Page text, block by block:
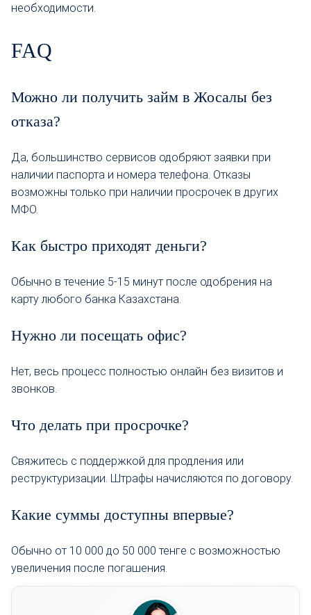
необходимости.
FAQ
Можно ли получить займ в Жосалы без
отказа?
Да, большинство сервисов одобряют заявки при
наличии паспорта и номера телефона. Отказы
возможны только при наличии просрочек в других
МФО.
Как быстро приходят деньги?
Обычно в течение 5-15 минут после одобрения на
карту любого банка Казахстана.
Нужно ли посещать офис?
Нет, весь процесс полностью онлайн без визитов и
звонков.
Что делать при просрочке?
Свяжитесь с поддержкой для продления или
реструктуризации. Штрафы начисляются по договору.
Какие суммы доступны впервые?
Обычно от 10 000 до 50 000 тенге с возможностью
увеличения после погашения.